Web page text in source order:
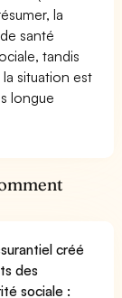
la
santé
tandis
situation est
longue
créé
des
sociale :